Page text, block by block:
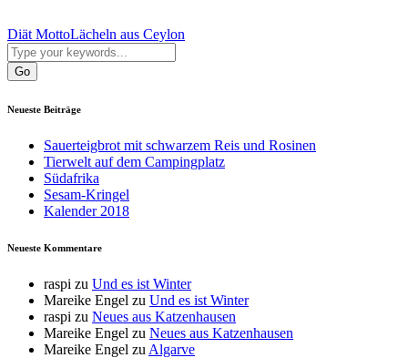
Diät MottoLächeln aus Ceylon
Neueste Beiträge
Sauerteigbrot mit schwarzem Reis und Rosinen
Tierwelt auf dem Campingplatz
Südafrika
Sesam-Kringel
Kalender 2018
Neueste Kommentare
raspi zu Und es ist Winter
Mareike Engel zu Und es ist Winter
raspi zu Neues aus Katzenhausen
Mareike Engel zu Neues aus Katzenhausen
Mareike Engel zu Algarve